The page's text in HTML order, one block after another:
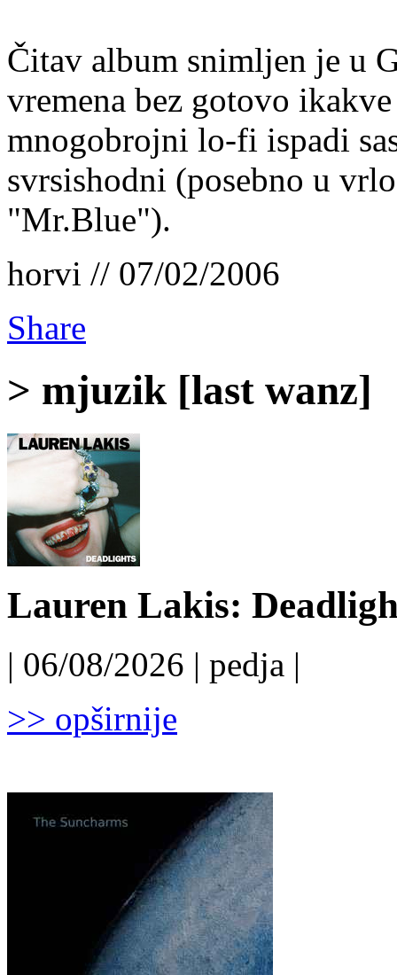
Čitav album snimljen je u
vremena bez gotovo
mnogobrojni lo-fi ispadi
svrsishodni (posebno u
"Mr.Blue").
horvi // 07/02/2006
Share
> mjuzik [last wanz]
Lauren Lakis:
| 06/08/2026 | pedja |
>> opširnije